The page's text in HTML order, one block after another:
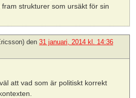
strukturer som ursäkt för sin
den 31 januari, 2014 kl. 14:36
att vad som är politiskt korrekt